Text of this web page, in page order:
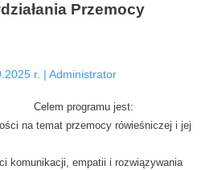
Przemocy
r. | Administrator
Celem programu jest:
na temat przemocy rówieśniczej i jej
komunikacji, empatii i rozwiązywania